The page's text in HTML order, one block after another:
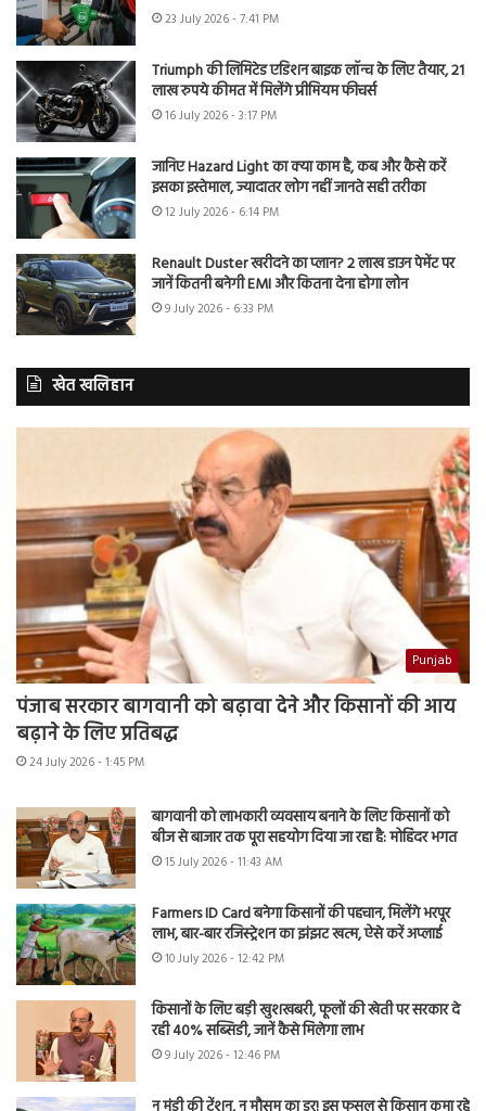
23 July 2026 - 7:41 PM
Triumph की लिमिटेड एडिशन बाइक लॉन्च के लिए तैयार, 21
लाख रुपये कीमत में मिलेंगे प्रीमियम फीचर्स
16 July 2026 - 3:17 PM
जानिए Hazard Light का क्या काम है, कब और कैसे करें
इसका इस्तेमाल, ज्यादातर लोग नहीं जानते सही तरीका
12 July 2026 - 6:14 PM
Renault Duster खरीदने का प्लान? 2 लाख डाउन पेमेंट पर
जानें कितनी बनेगी EMI और कितना देना होगा लोन
9 July 2026 - 6:33 PM
खेत खलिहान
Punjab
पंजाब सरकार बागवानी को बढ़ावा देने और किसानों की आय
बढ़ाने के लिए प्रतिबद्ध
24 July 2026 - 1:45 PM
बागवानी को लाभकारी व्यवसाय बनाने के लिए किसानों को
बीज से बाजार तक पूरा सहयोग दिया जा रहा है: मोहिंदर भगत
15 July 2026 - 11:43 AM
Farmers ID Card बनेगा किसानों की पहचान, मिलेंगे भरपूर
लाभ, बार-बार रजिस्ट्रेशन का झंझट खत्म, ऐसे करें अप्लाई
10 July 2026 - 12:42 PM
किसानों के लिए बड़ी खुशखबरी, फूलों की खेती पर सरकार दे
रही 40% सब्सिडी, जानें कैसे मिलेगा लाभ
9 July 2026 - 12:46 PM